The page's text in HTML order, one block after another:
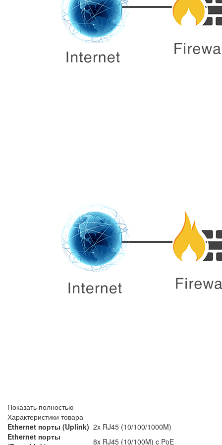
Показать полностью
Характеристики товара
Ethernet порты (Uplink) 2x RJ45 (10/100/1000M)
Ethernet порты
8x RJ45 (10/100M) c PoE